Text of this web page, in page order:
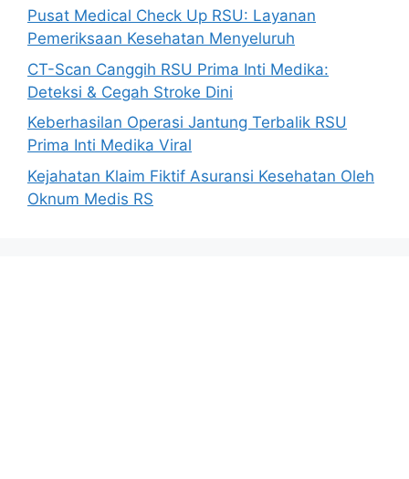
Pusat Medical Check Up RSU: Layanan
Pemeriksaan Kesehatan Menyeluruh
CT-Scan Canggih RSU Prima Inti Medika:
Deteksi & Cegah Stroke Dini
Keberhasilan Operasi Jantung Terbalik RSU
Prima Inti Medika Viral
Kejahatan Klaim Fiktif Asuransi Kesehatan Oleh
Oknum Medis RS